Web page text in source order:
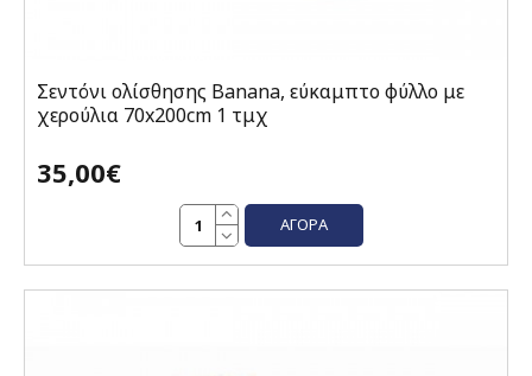
Σεντόνι ολίσθησης Banana, εύκαμπτο φύλλο με
χερούλια 70x200cm 1 τμχ
35,00€
ΑΓΟΡΆ